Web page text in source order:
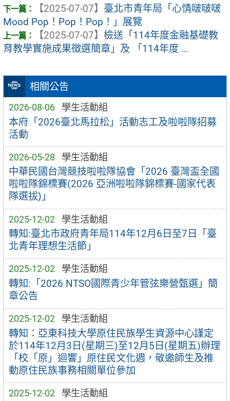
相關公告
2026-08-06 學生活動組
本府「2026臺北馬拉松」活動志工及啦啦隊招募
活動
2026-05-28 學生活動組
中華民國台灣競技啦啦隊協會「2026 臺灣盃全國
啦啦隊錦標賽(2026 亞洲啦啦隊錦標賽-國家代表
隊選拔)」
2025-12-02 學生活動組
轉知:臺北市政府青年局114年12月6日至7日「臺
北青年理想生活節」
2025-12-02 學生活動組
轉知:「2026 NTSO國際青少年管弦樂營甄選」簡
章公告
2025-12-02 學生活動組
轉知：亞東科技大學原住民族學生資源中心謹定
於114年12月3日(星期三)至12月5日(星期五)辦理
「校「原」迴響」原住民文化週，敬邀師生及推
動原住民族事務相關單位參加
2025-12-02 學生活動組
【2025-07-07】 臺北市青年局「心情啵啵啵
Mood Pop！Pop！Pop！」展覽
【2025-07-07】 檢送「114年度金融基礎教
育教學實施成果徵選簡章」及 「114年度 ...